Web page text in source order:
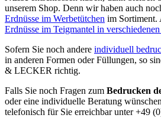
unserem Shop. Denn wir haben auch
Erdnüsse im Werbetütchen im Sortiment.
Erdnüsse im Teigmantel in
Sofern Sie noch andere individuell
in anderen Formen oder Füllungen, so
& LECKER richtig.
Falls Sie noch Fragen zum Bedrucken
oder eine individuelle Beratung
telefonisch für Sie erreichbar unter +49